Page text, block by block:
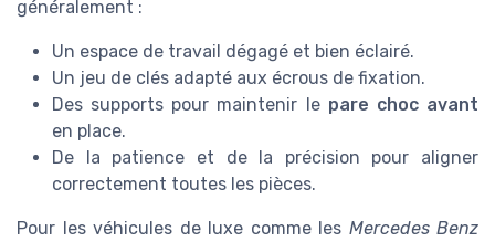
généralement :
Un espace de travail dégagé et bien éclairé.
Un jeu de clés adapté aux écrous de fixation.
Des supports pour maintenir le pare choc avant
en place.
De la patience et de la précision pour aligner
correctement toutes les pièces.
Pour les véhicules de luxe comme les Mercedes Benz